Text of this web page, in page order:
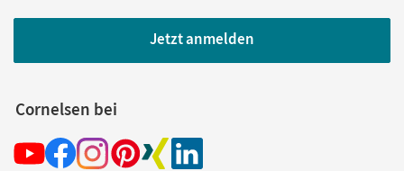
Jetzt anmelden
Cornelsen bei